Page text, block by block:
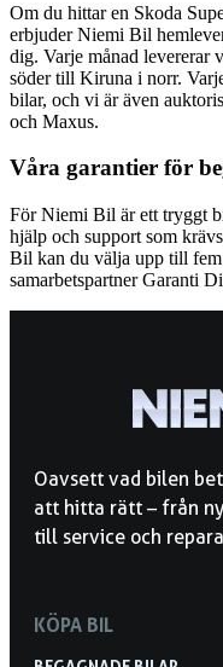
Om du hittar en Skoda
erbjuder Niemi Bil
dig. Varje månad levererar
söder till Kiruna i norr.
bilar, och vi är även
och Maxus.
Våra garantier för
För Niemi Bil är ett tryggt
hjälp och support som
Bil kan du välja upp till fem
samarbetspartner Garanti
Oavsett vad bilen
att hitta rätt – från
till service och
KÖPA BIL